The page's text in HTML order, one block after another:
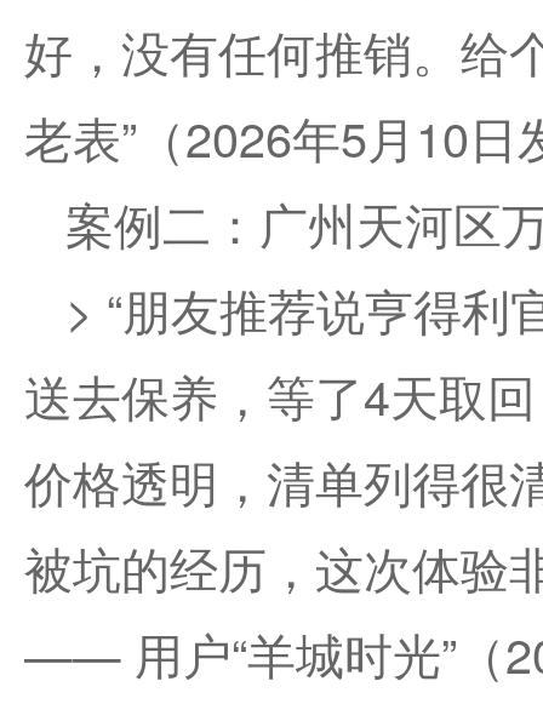
好，没有任何推销。
老表”（2026年5月10
案例二：广州天河区
> “朋友推荐说亨得
送去保养，等了4天取
价格透明，清单列得很
被坑的经历，这次体验
—— 用户“羊城时光”（